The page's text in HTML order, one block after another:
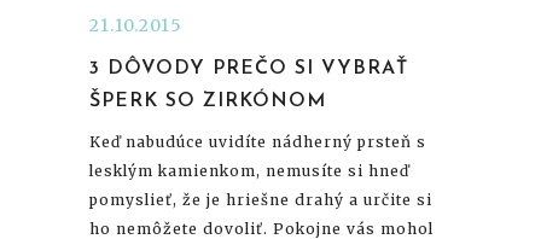
21.10.2015
3 DÔVODY PREČO SI VYBRAŤ
ŠPERK SO ZIRKÓNOM
Keď nabudúce uvidíte nádherný prsteň s
lesklým kamienkom, nemusíte si hneď
pomyslieť, že je hriešne drahý a určite si
ho nemôžete dovoliť. Pokojne vás mohol